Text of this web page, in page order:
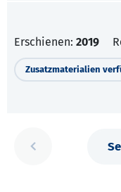
Erschienen: 2019
Zusatzmaterialien